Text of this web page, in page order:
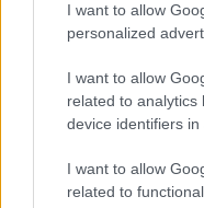
I want to allow
personalized
I want to allow
related to analytics
device identifiers in
I want to allow
related to